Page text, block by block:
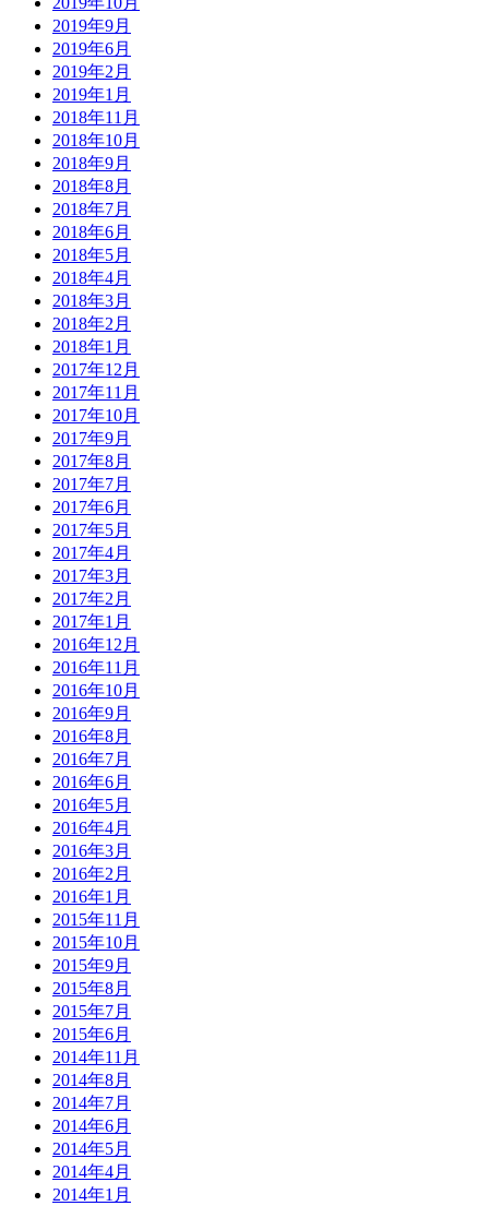
2019年9月
2019年6月
2019年2月
2019年1月
2018年11月
2018年10月
2018年9月
2018年8月
2018年7月
2018年6月
2018年5月
2018年4月
2018年3月
2018年2月
2018年1月
2017年12月
2017年11月
2017年10月
2017年9月
2017年8月
2017年7月
2017年6月
2017年5月
2017年4月
2017年3月
2017年2月
2017年1月
2016年12月
2016年11月
2016年10月
2016年9月
2016年8月
2016年7月
2016年6月
2016年5月
2016年4月
2016年3月
2016年2月
2016年1月
2015年11月
2015年10月
2015年9月
2015年8月
2015年7月
2015年6月
2014年11月
2014年8月
2014年7月
2014年6月
2014年5月
2014年4月
2014年1月